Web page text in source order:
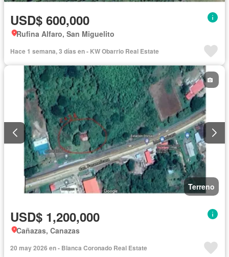
USD$ 600,000
Rufina Alfaro, San Miguelito
Hace 1 semana, 3 días en - KW Obarrio Real Estate
Terreno
USD$ 1,200,000
Cañazas, Canazas
20 may 2026 en - Blanca Coronado Real Estate